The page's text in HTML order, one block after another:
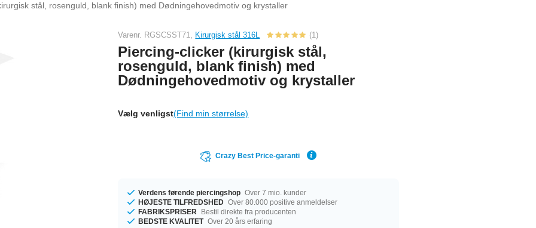
stål, rosenguld, blank finish) med Dødningehovedmotiv og krystaller
Varenr. RGSCSST71, Kirurgisk stål 316L (1)
Piercing-clicker (kirurgisk stål,
rosenguld, blank finish) med
Dødningehovedmotiv og krystaller
Vælg venligst(Find min størrelse)
Crazy Best Price-garanti
Verdens førende piercingshop Over 7 mio. kunder
HØJESTE TILFREDSHED Over 80.000 positive anmeldelser
FABRIKSPRISER
Bestil direkte fra producenten
BEDSTE KVALITET Over 20 års erfaring